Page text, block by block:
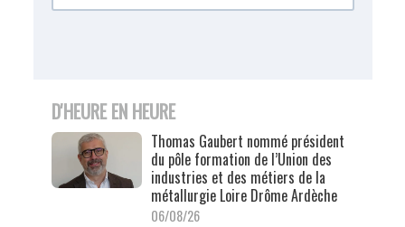
D'HEURE EN HEURE
Thomas Gaubert nommé président
du pôle formation de l’Union des
industries et des métiers de la
métallurgie Loire Drôme Ardèche
06/08/26